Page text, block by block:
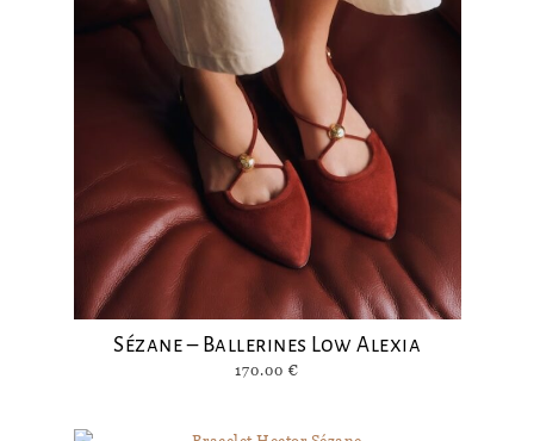
Sézane – Ballerines Low Alexia
170.00 €